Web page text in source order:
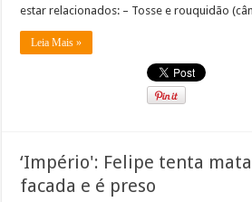
estar relacionados: – Tosse e rouquidão
Leia Mais »
‘Império': Felipe tenta
facada e é preso